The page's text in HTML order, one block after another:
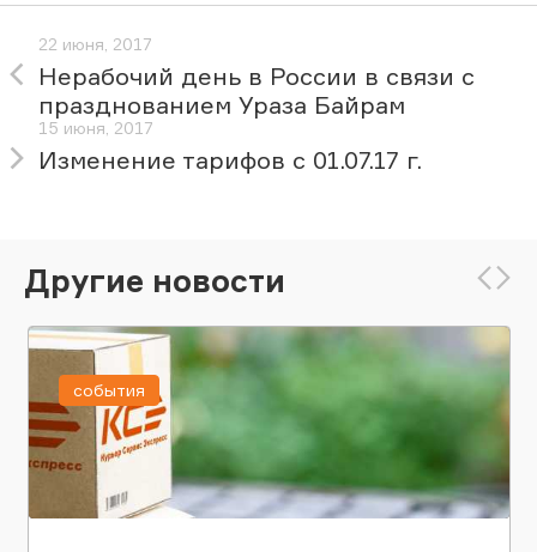
22 июня, 2017
Нерабочий день в России в связи с
празднованием Ураза Байрам
15 июня, 2017
Изменение тарифов с 01.07.17 г.
Другие новости
события